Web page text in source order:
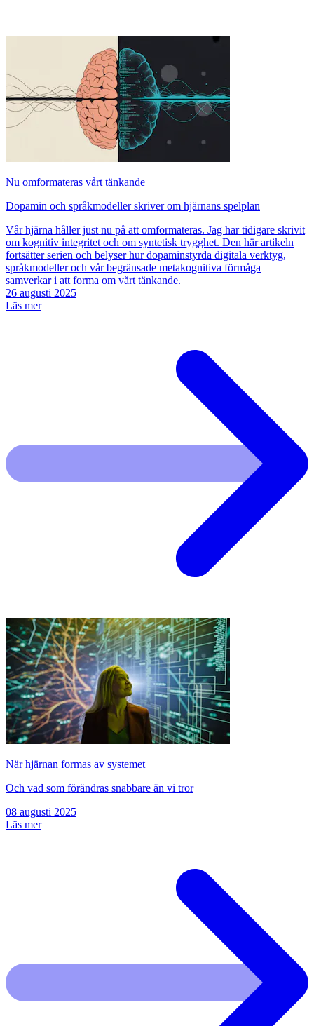
Nu omformateras vårt tänkande
Dopamin och språkmodeller skriver om hjärnans spelplan
Vår hjärna håller just nu på att omformateras. Jag har tidigare skrivit
om kognitiv integritet och om syntetisk trygghet. Den här artikeln
fortsätter serien och belyser hur dopaminstyrda digitala verktyg,
språkmodeller och vår begränsade metakognitiva förmåga
samverkar i att forma om vårt tänkande.
26 augusti 2025
Läs mer
När hjärnan formas av systemet
Och vad som förändras snabbare än vi tror
08 augusti 2025
Läs mer